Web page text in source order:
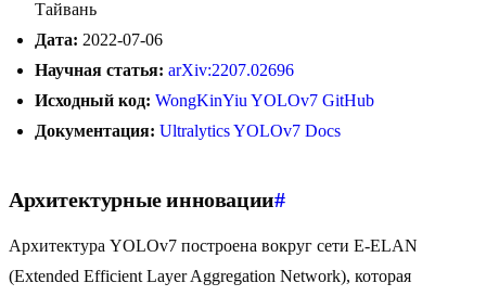
Тайвань
Дата: 2022-07-06
Научная статья: arXiv:2207.02696
Исходный код: WongKinYiu YOLOv7 GitHub
Документация: Ultralytics YOLOv7 Docs
Архитектурные инновации#
Архитектура YOLOv7 построена вокруг сети E-ELAN
(Extended Efficient Layer Aggregation Network), которая